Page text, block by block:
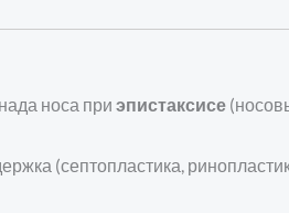
носа при эпистаксисе
(септопластика,